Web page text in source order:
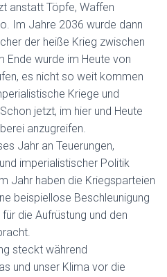
anstatt Töpfe, Waffen
Im Jahre 2036 wurde dann
der heiße Krieg zwischen
Ende wurde im Heute von
es nicht so weit kommen
Kriege und
jetzt, im hier und Heute
anzugreifen.
Jahr an Teuerungen,
imperialistischer Politik
Jahr haben die Kriegsparteien
beispiellose Beschleunigung
die Aufrüstung und den
steckt während
und unser Klima vor die